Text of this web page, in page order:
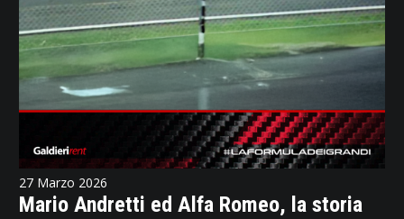
27 Marzo 2026
Mario Andretti ed Alfa Romeo, la storia